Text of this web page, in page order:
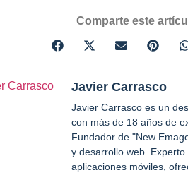
Comparte este
Javier Carrasco
Javier Carrasco es un
con más de 18 años de
Fundador de "New
y desarrollo web.
aplicaciones móviles,